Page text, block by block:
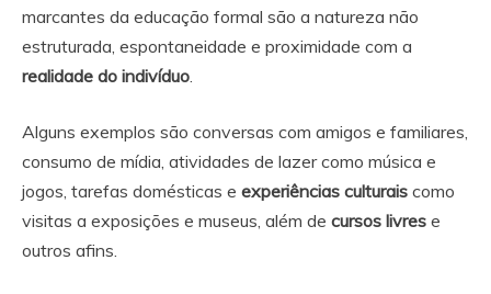
marcantes da educação formal são a natureza não
estruturada, espontaneidade e proximidade com a
realidade do indivíduo.
Alguns exemplos são conversas com amigos e familiares,
consumo de mídia, atividades de lazer como música e
jogos, tarefas domésticas e experiências culturais como
visitas a exposições e museus, além de cursos livres e
outros afins.